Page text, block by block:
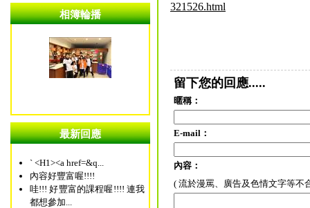
相簿輪播
最新回應
` <H1><a href=&q...
內容好豐富喔!!!!
哇!!! 好豐富的課程喔!!!! 連我
都想參加...
321526.html
留下您的回應.....
暱稱：
E-mail：
內容：
( 流於漫罵、廣告及色情文字等不